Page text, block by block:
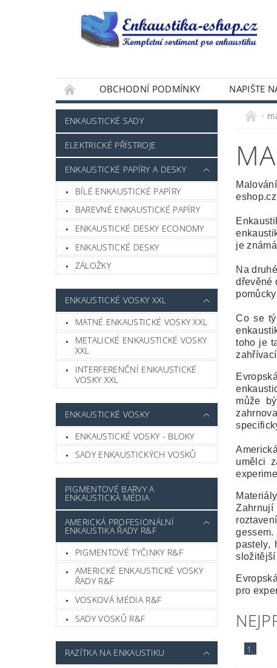
OBCHODNÍ PODMÍNKY NAPIŠTE
ENKAUSTICKÉ SADY
ELEKTRICKÉ PŘÍSTROJE
ENKAUSTICKÉ PAPÍRY A DESKY
BÍLÉ ENKAUSTICKÉ PAPÍRY
BAREVNÉ ENKAUSTICKÉ PAPÍRY
ENKAUSTICKÉ DESKY ECONOMY
ENKAUSTICKÉ DESKY
ZÁLOŽKY
ENKAUSTICKÉ VOSKY XXL
MATNÉ ENKAUSTICKÉ VOSKY XXL
METALICKÉ ENKAUSTICKÉ VOSKY
XXL
INTERFERENČNÍ ENKAUSTICKÉ
VOSKY XXL
ENKAUSTICKÉ VOSKY
ENKAUSTICKÉ VOSKY - BLOKY
SADY ENKAUSTICKÝCH VOSKŮ
PIGMENTOVÉ BARVY A
ENKAUSTICKÁ MÉDIA
AMERICKÁ PROFESIONÁLNÍ
ENKAUSTIKA ŘADY R&F
PIGMENTOVÉ TYČINKY R&F
AMERICKÉ ENKAUSTICKÉ VOSKY
ŘADY R&F
VOSKOVÁ MÉDIA R&F
SADY VOSKŮ R&F
RAZÍTKA NA ENKAUSTIKU
je
Na
dřevěné
Co se
toho je
může
umělci
Zahrnují
gessem.
pastely,
pro
1.